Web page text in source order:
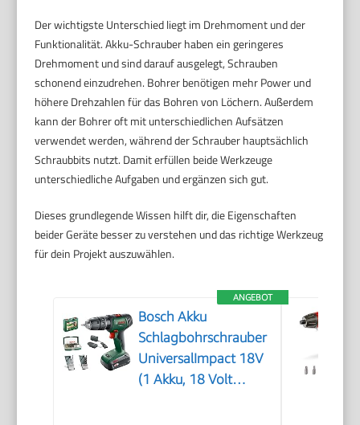
Der wichtigste Unterschied liegt im Drehmoment und der
Funktionalität. Akku-Schrauber haben ein geringeres
Drehmoment und sind darauf ausgelegt, Schrauben
schonend einzudrehen. Bohrer benötigen mehr Power und
höhere Drehzahlen für das Bohren von Löchern. Außerdem
kann der Bohrer oft mit unterschiedlichen Aufsätzen
verwendet werden, während der Schrauber hauptsächlich
Schraubbits nutzt. Damit erfüllen beide Werkzeuge
unterschiedliche Aufgaben und ergänzen sich gut.
Dieses grundlegende Wissen hilft dir, die Eigenschaften
beider Geräte besser zu verstehen und das richtige Werkzeug
für dein Projekt auszuwählen.
ANGEBOT
Bosch Akku
Schlagbohrschrauber
UniversalImpact 18V
(1 Akku, 18 Volt